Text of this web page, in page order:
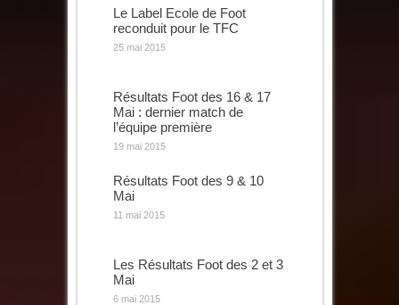
Le Label Ecole de Foot
reconduit pour le TFC
25 mai 2015
Résultats Foot des 16 & 17
Mai : dernier match de
l’équipe première
19 mai 2015
Résultats Foot des 9 & 10
Mai
11 mai 2015
Les Résultats Foot des 2 et 3
Mai
6 mai 2015